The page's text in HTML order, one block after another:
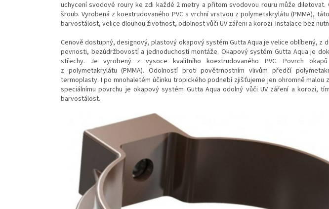
uchycení svodové roury ke zdi každé 2 metry a přitom svodovou rouru může diletovat.
šroub.Vyrobená z koextrudovaného PVC s vrchní vrstvou z polymetakrylátu (PMMA),
barvostálost, velice dlouhou životnost, odolnost vůči UV zářeni a korozi. Instalace bez
Cenově dostupný, designový, plastový okapový systém Gutta Aqua je velice oblíbený, z
pevnosti, bezúdržbovostí a jednoduchostí montáže. Okapový systém Gutta Aqua je
střechy. Je vyrobený z vysoce kvalitního koextrudovaného PVC. Povrch
z polymetakrylátu (PMMA). Odolností proti povětrnostním vlivům předčí
termoplasty. I po mnohaletém účinku tropického podnebí zjišťujeme jen ohromně malou
speciálnímu povrchu je okapový systém Gutta Aqua odolný vůči UV záření a korozi,
barvostálost.